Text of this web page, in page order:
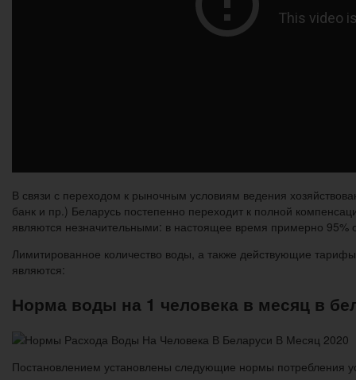
В связи с переходом к рыночным условиям ведения
банк и пр.) Беларусь постепенно переходит к полной
являются незначительными: в настоящее время примерно 95%
Лимитированное количество воды, а также действующие
являются:
Норма воды на 1 человека в месяц в
Постановлением установлены следующие нормы потребления